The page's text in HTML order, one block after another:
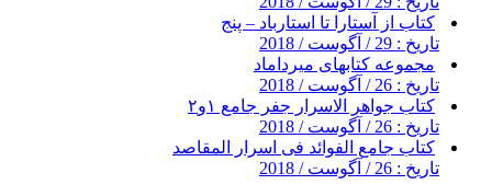
کتاب از آستارا تا استارباد – پنج
تاریخ : 29 / آگوست / 2018
مجموعه کتابهای میرداماد
تاریخ : 26 / آگوست / 2018
کتاب جواهر الاسرار جفر جامع ۱و۲
تاریخ : 26 / آگوست / 2018
کتاب جامع الفوائد فی اسرار المقاصد
تاریخ : 26 / آگوست / 2018